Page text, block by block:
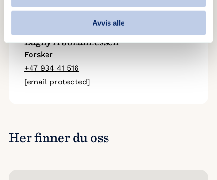
Avvis alle
Dagny A Johannessen
Forsker
+47 934 41 516
[email protected]
Her finner du oss